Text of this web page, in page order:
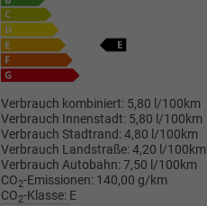
Verbrauch kombiniert: 5,80 l/100km
Verbrauch Innenstadt: 5,80 l/100km
Verbrauch Stadtrand:4,80 l/100km
Verbrauch Landstraße:4,20 l/100km
Verbrauch Autobahn:7,50 l/100km
CO2-Emissionen: 140,00 g/km
CO2-Klasse: E